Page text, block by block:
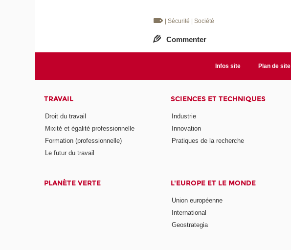
| Sécurité | Société
Commenter
Infos site Plan de site
TRAVAIL
Droit du travail
Mixité et égalité professionnelle
Formation (professionnelle)
Le futur du travail
SCIENCES ET TECHNIQUES
Industrie
Innovation
Pratiques de la recherche
PLANÈTE VERTE L'EUROPE ET LE MONDE
Union européenne
International
Geostrategia